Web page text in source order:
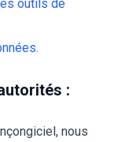
outils de
:
nous